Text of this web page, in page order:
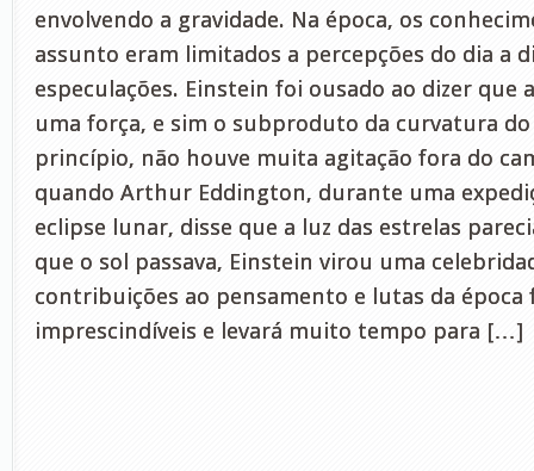
envolvendo a gravidade. Na época, os
assunto eram limitados a percepções do dia a
especulações. Einstein foi ousado ao dizer que
uma força, e sim o subproduto da curvatura
princípio, não houve muita agitação fora do
quando Arthur Eddington, durante uma
eclipse lunar, disse que a luz das estrelas
que o sol passava, Einstein virou uma
contribuições ao pensamento e lutas da época
imprescindíveis e levará muito tempo para […]